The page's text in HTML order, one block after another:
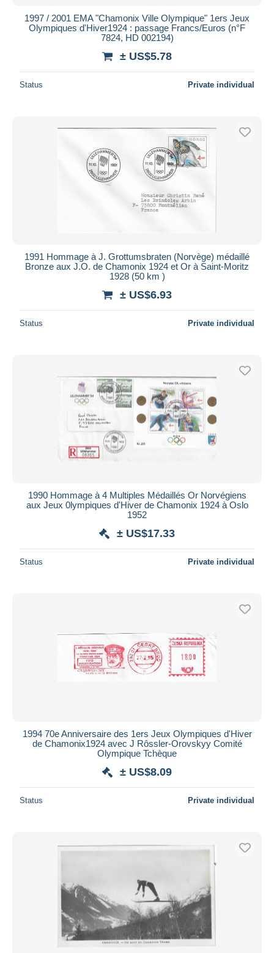
1997 / 2001 EMA "Chamonix Ville Olympique" 1ers Jeux
Olympiques d'Hiver1924 : passage Francs/Euros (n°F
7824, HD 002194)
± US$5.78
Status Private individual
1991 Hommage à J. Grottumsbraten (Norvège) médaillé
Bronze aux J.O. de Chamonix 1924 et Or à Saint-Moritz
1928 (50 km )
± US$6.93
Status Private individual
1990 Hommage à 4 Multiples Médaillés Or Norvégiens
aux Jeux 0lympiques d'Hiver de Chamonix 1924 à Oslo
1952
± US$17.33
Status Private individual
1994 70e Anniversaire des 1ers Jeux Olympiques d'Hiver
de Chamonix1924 avec J Rôssler-Orovskyy Comité
Olympique Tchèque
± US$8.09
Status Private individual